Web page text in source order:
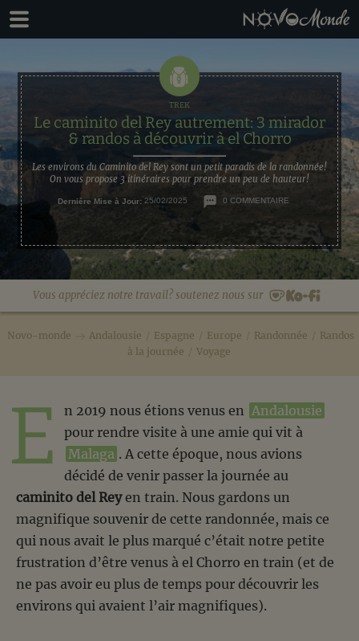
Passer
navigation
principale
Passer
au
principal
Vous appréciez notre travail? soutenez nous sur
Novo-monde Andalousie Espagne Europe Randonnée
Randos
à la journée
Voyage
Le caminito del Rey autrement: 3 mirador
& randos à découvrir à el Chorro
Les environs du Caminito del Rey sont un petit paradis de la randonnée!
On vous propose 3 itinéraires pour prendre un peu de hauteur!
Dernière Mise à Jour: 25/02/2025 0 COMMENTAIRE
E n 2019 nous étions venus en Andalousie
pour rendre visite à une amie qui vit à
Malaga . A cette époque, nous avions
décidé de venir passer la journée au
caminito del Reyen train. Nous gardons un
magnifique souvenir de cette randonnée, mais ce
qui nous avait le plus marqué c’était notre petite
frustration d’être venus à el Chorro en train (et de
ne pas avoir eu plus de temps pour découvrir les
environs qui avaient l’air magnifiques).